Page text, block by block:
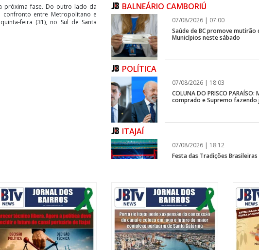
próxima fase. Do outro lado da
confronto entre Metropolitano e
feira (31), no Sul de Santa
BALNEÁRIO CAMBORIÚ
07/08/2026 | 07:00
Saúde de BC promove mutirão
Municípios neste sábado
POLÍTICA
07/08/2026 | 18:03
COLUNA DO PRISCO
comprado e Supremo
ITAJAÍ
07/08/2026 | 18:12
Festa das Tradições
BALNEÁRIO CAMBORIÚ
07/08/2026 | 07:00
Ambiental reforça descarte
quilos de pilhas à logística